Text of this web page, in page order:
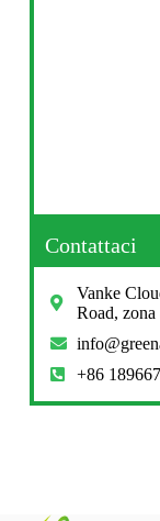
Contattaci
Vanke
Road,
+86